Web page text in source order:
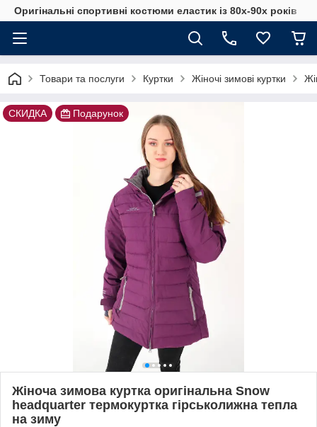
Оригінальні спортивні костюми еластик із 80х-90х років
Товари та послуги Куртки Жіночі зимові куртки
СКИДКА Подарунок
Жіноча зимова куртка оригінальна Snow
headquarter термокуртка гірськолижна тепла
на зиму